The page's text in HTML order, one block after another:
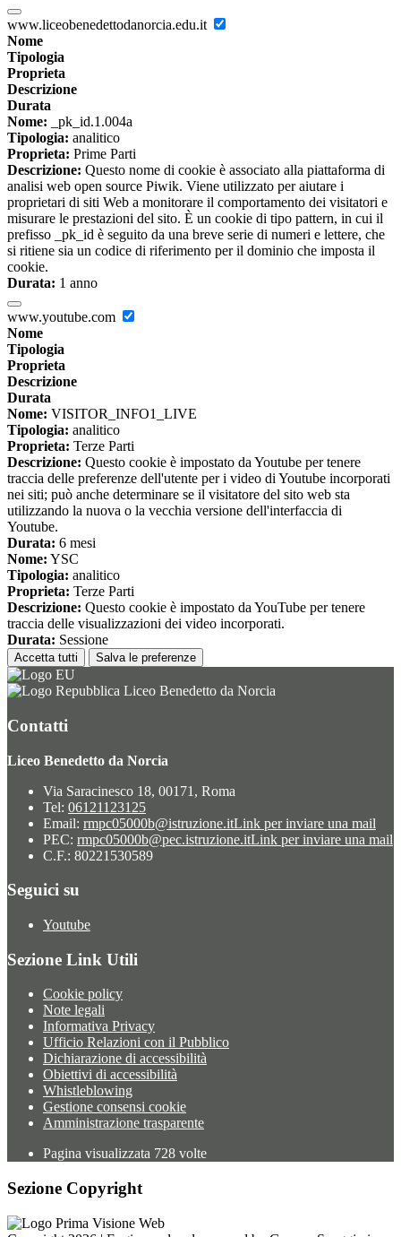
www.liceobenedettodanorcia.edu.it
Nome
Tipologia
Proprieta
Descrizione
Durata
Nome: _pk_id.1.004a
Tipologia: analitico
Proprieta: Prime Parti
Descrizione: Questo nome di cookie è associato alla piattaforma di
analisi web open source Piwik. Viene utilizzato per aiutare i
proprietari di siti Web a monitorare il comportamento dei visitatori e
misurare le prestazioni del sito. È un cookie di tipo pattern, in cui il
prefisso _pk_id è seguito da una breve serie di numeri e lettere, che
si ritiene sia un codice di riferimento per il dominio che imposta il
cookie.
Durata: 1 anno
www.youtube.com
Nome
Tipologia
Proprieta
Descrizione
Durata
Nome: VISITOR_INFO1_LIVE
Tipologia: analitico
Proprieta: Terze Parti
Descrizione: Questo cookie è impostato da Youtube per tenere
traccia delle preferenze dell'utente per i video di Youtube incorporati
nei siti; può anche determinare se il visitatore del sito web sta
utilizzando la nuova o la vecchia versione dell'interfaccia di
Youtube.
Durata: 6 mesi
Nome: YSC
Tipologia: analitico
Proprieta: Terze Parti
Descrizione: Questo cookie è impostato da YouTube per tenere
traccia delle visualizzazioni dei video incorporati.
Durata: Sessione
Accetta tutti Salva le preferenze
Liceo Benedetto da Norcia
Contatti
Liceo Benedetto da Norcia
Via Saracinesco 18, 00171, Roma
Tel: 06121123125
Email: rmpc05000b@istruzione.itLink per inviare una mail
PEC: rmpc05000b@pec.istruzione.itLink per inviare una mail
C.F.: 80221530589
Seguici su
Youtube
Sezione Link Utili
Cookie policy
Note legali
Informativa Privacy
Ufficio Relazioni con il Pubblico
Dichiarazione di accessibilità
Obiettivi di accessibilità
Whistleblowing
Gestione consensi cookie
Amministrazione trasparente
Pagina visualizzata 728 volte
Sezione Copyright